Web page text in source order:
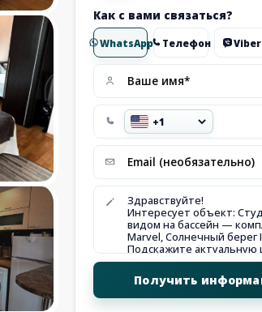
Как с вами связаться?
WhatsApp Телефон Viber